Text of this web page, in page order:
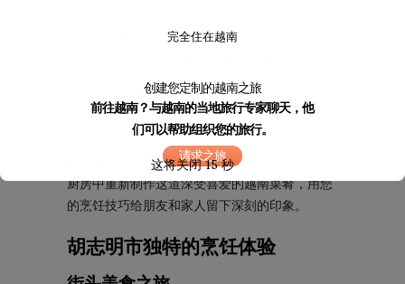
其脆度非常漂亮。
如何在每一口中实现酥脆与嫩滑的完美平
衡。
通过掌握 banh xeo 的艺术，您将能够在自己的
厨房中重新制作这道深受喜爱的越南菜肴，用您
的烹饪技巧给朋友和家人留下深刻的印象。
胡志明市独特的烹饪体验
完全住在越南
创建您定制的越南之旅
前往越南？与越南的当地旅行专家聊天，他
们可以帮助组织您的旅行。
请求之旅
这将关闭14秒